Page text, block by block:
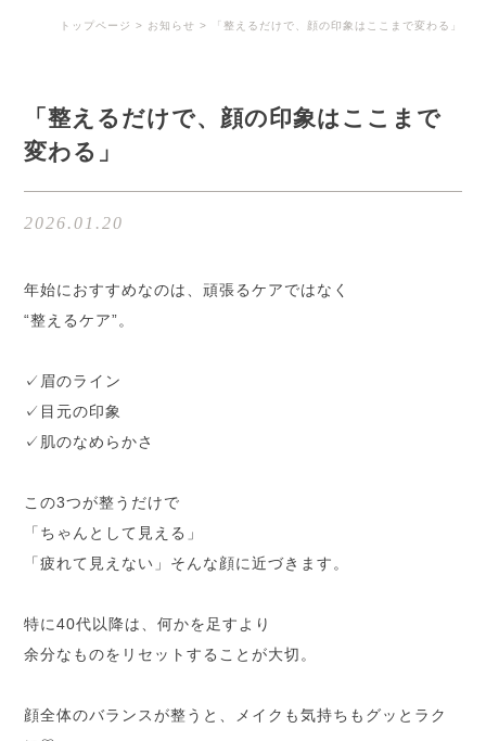
トップページ > お知らせ > 「整えるだけで、顔の印象はここまで変わる」
「整えるだけで、顔の印象はここまで
変わる」
2026.01.20
年始におすすめなのは、頑張るケアではなく
“整えるケア”。
✓眉のライン
✓目元の印象
✓肌のなめらかさ
この3つが整うだけで
「ちゃんとして見える」
「疲れて見えない」そんな顔に近づきます。
特に40代以降は、何かを足すより
余分なものをリセットすることが大切。
顔全体のバランスが整うと、メイクも気持ちもグッとラク